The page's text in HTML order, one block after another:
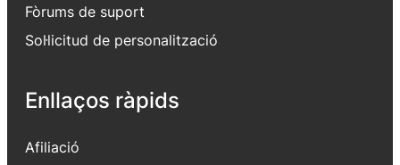
Fòrums de suport
Sol·licitud de personalització
Enllaços ràpids
Afiliació